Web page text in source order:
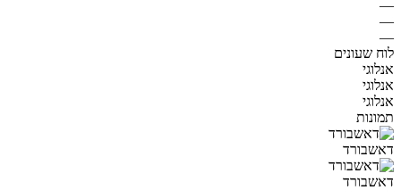
—
—
—
לוח שעונים
אנלוגי
אנלוגי
אנלוגי
תמונות
דאשבורד
דאשבורד